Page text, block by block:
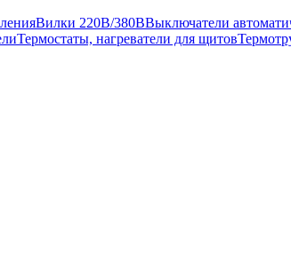
Вилки 220В/380ВВыключатели
Термостаты, нагреватели для щитов